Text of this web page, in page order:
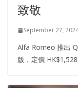
致敬
September 27,
Alfa Romeo 推出
版，定價